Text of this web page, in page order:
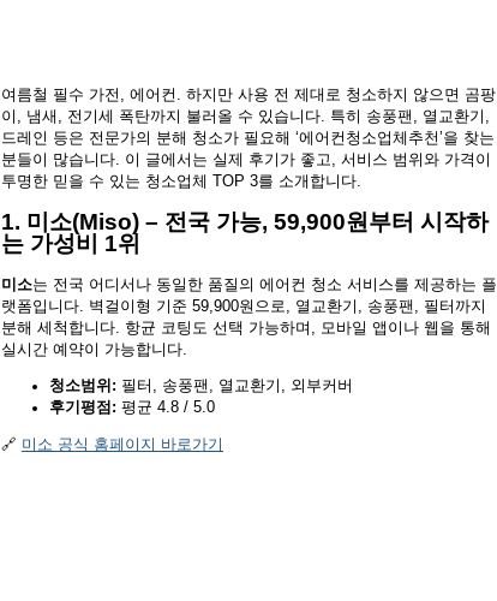
여름철 필수 가전, 에어컨. 하지만 사용 전 제대로 청소하지 않으면 곰팡
이, 냄새, 전기세 폭탄까지 불러올 수 있습니다. 특히 송풍팬, 열교환기,
드레인 등은 전문가의 분해 청소가 필요해 ‘에어컨청소업체추천’을 찾는
분들이 많습니다. 이 글에서는 실제 후기가 좋고, 서비스 범위와 가격이
투명한 믿을 수 있는 청소업체 TOP 3를 소개합니다.
1. 미소(Miso) – 전국 가능, 59,900원부터 시작하
는 가성비 1위
미소는 전국 어디서나 동일한 품질의 에어컨 청소 서비스를 제공하는 플
랫폼입니다. 벽걸이형 기준 59,900원으로, 열교환기, 송풍팬, 필터까지
분해 세척합니다. 항균 코팅도 선택 가능하며, 모바일 앱이나 웹을 통해
실시간 예약이 가능합니다.
청소범위: 필터, 송풍팬, 열교환기, 외부커버
후기평점: 평균 4.8 / 5.0
🔗 미소 공식 홈페이지 바로가기